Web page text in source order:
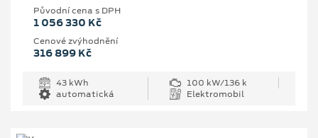
Původní cena s DPH
1 056 330 Kč
Cenové zvýhodnění
316 899 Kč
43 kWh
100 kW/136 k
automatická
Elektromobil